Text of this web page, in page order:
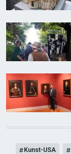
Kunst-USA